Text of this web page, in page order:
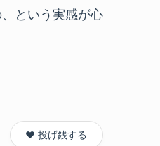
という実感が心
❤️ 投げ銭する